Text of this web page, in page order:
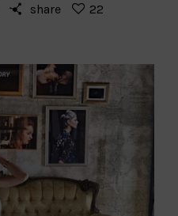
share 22